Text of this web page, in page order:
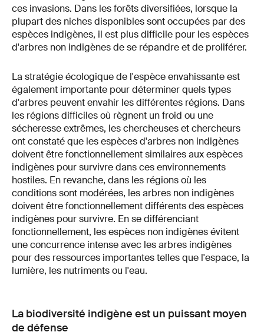
ces invasions. Dans les forêts diversifiées, lorsque la
plupart des niches disponibles sont occupées par des
espèces indigènes, il est plus difficile pour les espèces
d'arbres non indigènes de se répandre et de proliférer.
La stratégie écologique de l'espèce envahissante est
également importante pour déterminer quels types
d'arbres peuvent envahir les différentes régions. Dans
les régions difficiles où règnent un froid ou une
sécheresse extrêmes, les chercheuses et chercheurs
ont constaté que les espèces d'arbres non indigènes
doivent être fonctionnellement similaires aux espèces
indigènes pour survivre dans ces environnements
hostiles. En revanche, dans les régions où les
conditions sont modérées, les arbres non indigènes
doivent être fonctionnellement différents des espèces
indigènes pour survivre. En se différenciant
fonctionnellement, les espèces non indigènes évitent
une concurrence intense avec les arbres indigènes
pour des ressources importantes telles que l'espace, la
lumière, les nutriments ou l'eau.
La biodiversité indigène est un puissant moyen
de défense